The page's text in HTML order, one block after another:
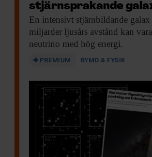
stjärnsprakande
En intensivt stjärnbildande galax
miljarder ljusårs avstånd kan
neutrino med hög energi.
PREMIUM RYMD & FYSIK